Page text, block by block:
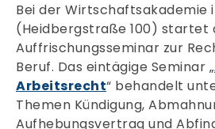
Bei der Wirtschaftsakademie
(Heidbergstraße 100) startet
Auffrischungsseminar zur
Beruf. Das eintägige Seminar „
Arbeitsrecht“ behandelt
Themen Kündigung,
Aufhebungsvertrag und